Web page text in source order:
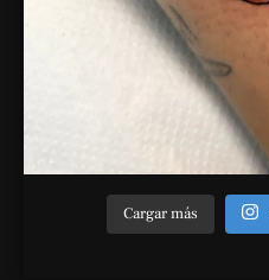
Cargar más